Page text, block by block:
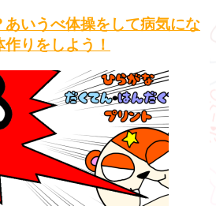
あいうべ体操をして病気にな
りをしよう！